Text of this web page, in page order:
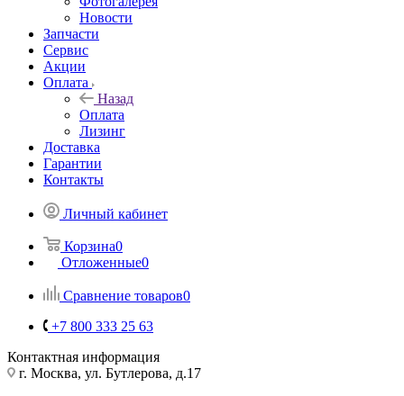
Новости
Запчасти
Сервис
Акции
Оплата
Назад
Оплата
Лизинг
Доставка
Гарантии
Контакты
Личный кабинет
Корзина0
Отложенные0
Сравнение товаров0
+7 800 333 25 63
Контактная информация
г. Москва, ул. Бутлерова, д.17